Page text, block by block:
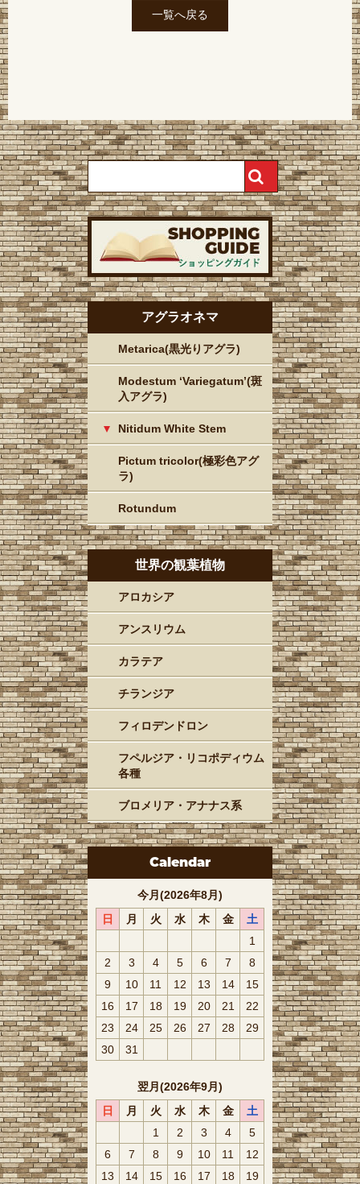
一覧へ戻る
アグラオネマ
Metarica(黒光りアグラ)
Modestum ‘Variegatum’(斑
入アグラ)
Nitidum White Stem
Pictum tricolor(極彩色アグ
ラ)
Rotundum
世界の観葉植物
アロカシア
アンスリウム
カラテア
チランジア
フィロデンドロン
フペルジア・リコポディウム
各種
ブロメリア・アナナス系
Calendar
今月(2026年8月)
日
月 火 水 木 金
土
1
2
3 4 5 6 7
8
9
10 11 12 13 14
15
16
17 18 19 20 21
22
23
24 25 26 27 28
29
30
31
翌月(2026年9月)
日
月 火 水 木 金
土
1
2 3 4
5
6
7 8 9 10 11
12
13
14 15 16 17 18 19